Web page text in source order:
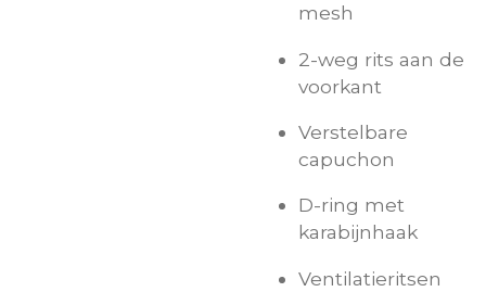
mesh
2-weg rits aan de
voorkant
Verstelbare
capuchon
D-ring met
karabijnhaak
Ventilatieritsen